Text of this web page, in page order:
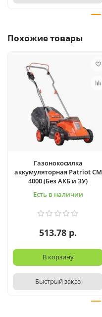
Похожие товары
Газонокосилка
аккумуляторная Patriot CM
4000 (Без АКБ и ЗУ)
Есть в наличии
513.78 р.
В корзину
Быстрый заказ